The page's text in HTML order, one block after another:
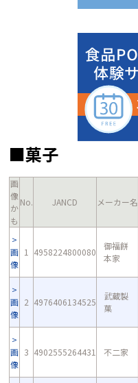
■菓子
画
像
か
も
No. JANCD メーカー名
画
像
1 4958224800080
御福餅
本家
画
像
2 4976406134525
武蔵製
菓
画
像
3 4902555264431 不二家